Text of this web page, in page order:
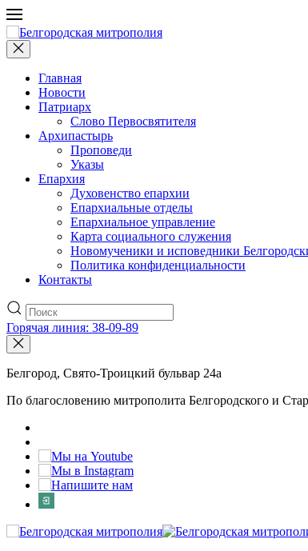
Главная
Новости
Патриарх
Слово Первосвятителя
Архипастырь
Проповеди
Указы
Епархия
Духовенство епархии
Епархиальные отделы
Епархиальное управление
Карта социального служения
Новомученики и исповедники
Политика конфиденциальности
Контакты
Горячая линия: 38-09-89
Белгород, Свято-Троицкий бульвар 24а
По благословению митрополита Белгородского и